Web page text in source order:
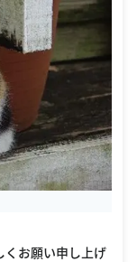
くお願い申し上げ